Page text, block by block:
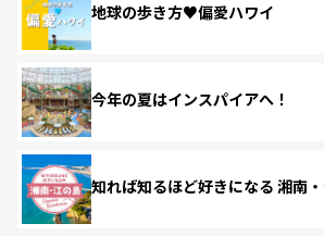
地球の歩き方♥偏愛ハワイ
今年の夏はインスパイアへ！
知れば知るほど好きになる 湘南